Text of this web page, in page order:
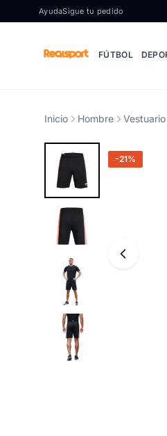
Ir al contenido
AyudaSigue tu pedido
FÚTBOL
Inicio Hombre
-21%